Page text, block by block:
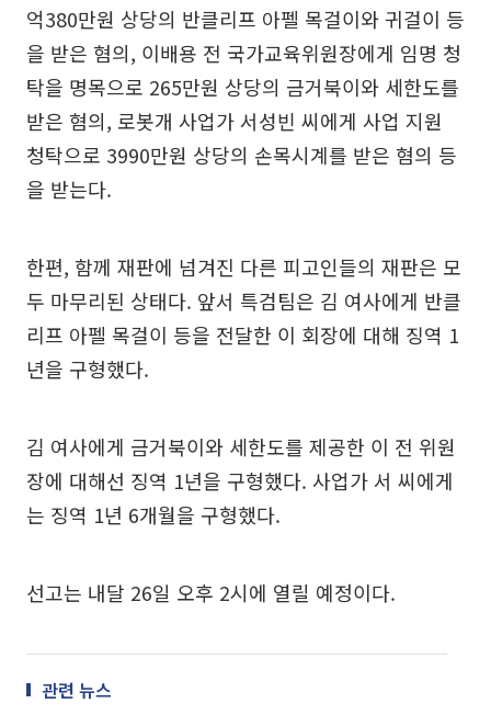
억380만원 상당의 반클리프 아펠 목걸이와 귀걸이 등
을 받은 혐의, 이배용 전 국가교육위원장에게 임명 청
탁을 명목으로 265만원 상당의 금거북이와 세한도를
받은 혐의, 로봇개 사업가 서성빈 씨에게 사업 지원
청탁으로 3990만원 상당의 손목시계를 받은 혐의 등
을 받는다.
한편, 함께 재판에 넘겨진 다른 피고인들의 재판은 모
두 마무리된 상태다. 앞서 특검팀은 김 여사에게 반클
리프 아펠 목걸이 등을 전달한 이 회장에 대해 징역 1
년을 구형했다.
김 여사에게 금거북이와 세한도를 제공한 이 전 위원
장에 대해선 징역 1년을 구형했다. 사업가 서 씨에게
는 징역 1년 6개월을 구형했다.
선고는 내달 26일 오후 2시에 열릴 예정이다.
관련 뉴스